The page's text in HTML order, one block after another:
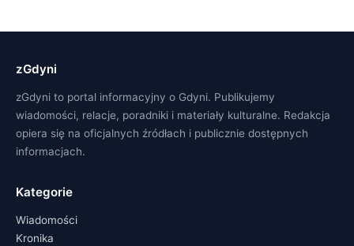
zGdyni
zGdyni to portal informacyjny o Gdyni. Publikujemy
wiadomości, relacje, poradniki i materiały kulturalne. Redakcja
opiera się na oficjalnych źródłach i publicznie dostępnych
informacjach.
Kategorie
Wiadomości
Kronika